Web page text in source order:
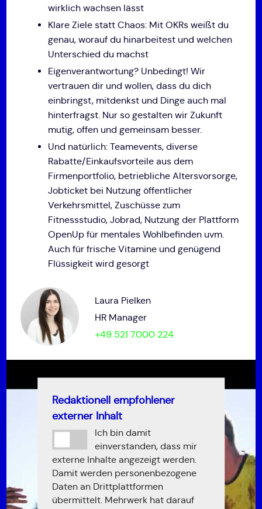
wirklich wachsen lässt
Klare Ziele statt Chaos: Mit OKRs weißt du
genau, worauf du hinarbeitest und welchen
Unterschied du machst
Eigenverantwortung? Unbedingt! Wir
vertrauen dir und wollen, dass du dich
einbringst, mitdenkst und Dinge auch mal
hinterfragst. Nur so gestalten wir Zukunft
mutig, offen und gemeinsam besser.
Und natürlich: Teamevents, diverse
Rabatte/Einkaufsvorteile aus dem
Firmenportfolio, betriebliche Altersvorsorge,
Jobticket bei Nutzung öffentlicher
Verkehrsmittel, Zuschüsse zum
Fitnessstudio, Jobrad, Nutzung der Plattform
OpenUp für mentales Wohlbefinden uvm.
Auch für frische Vitamine und genügend
Flüssigkeit wird gesorgt
Laura Pielken
HR Manager
+49 521 7000 224
Redaktionell empfohlener
externer Inhalt
Ich bin damit
einverstanden, dass mir
externe Inhalte angezeigt werden.
Damit werden personenbezogene
Daten an Drittplattformen
übermittelt. Mehrwerk hat darauf